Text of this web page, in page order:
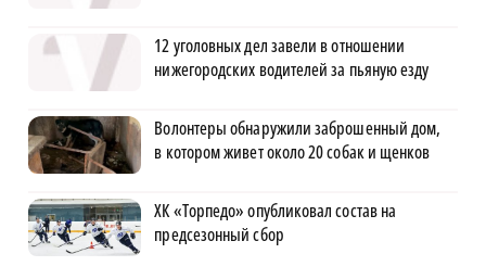
12 уголовных дел завели в отношении
нижегородских водителей за пьяную езду
Волонтеры обнаружили заброшенный дом,
в котором живет около 20 собак и щенков
ХК «Торпедо» опубликовал состав на
предсезонный сбор